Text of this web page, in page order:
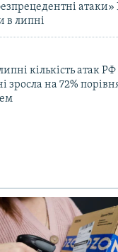
атаки»
в липні
кількість атак
зросла на 72%